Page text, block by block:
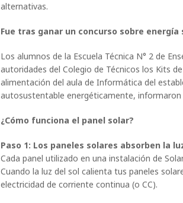
alternativas.
Fue tras ganar un concurso sobre
Los alumnos de la Escuela Técnica N° 2 de
autoridades del Colegio de Técnicos los Kits
alimentación del aula de Informática del
autosustentable energéticamente,
¿Cómo funciona el panel solar?
Paso 1: Los paneles solares absorben la
Cada panel utilizado en una instalación de
Cuando la luz del sol calienta tus paneles
electricidad de corriente continua (o CC).